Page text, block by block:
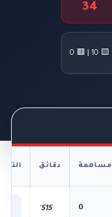
34
🟨 10 | 🟥 0
مساهمة دقائق
0
515'